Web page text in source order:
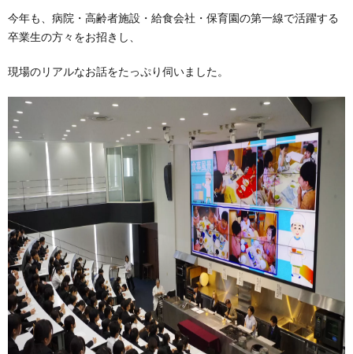
今年も、病院・高齢者施設・給食会社・保育園の第一線で活躍する
卒業生の方々をお招きし、
現場のリアルなお話をたっぷり伺いました。